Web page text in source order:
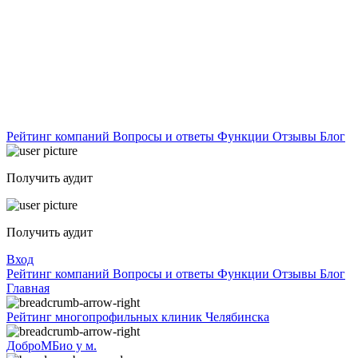
Рейтинг компаний Вопросы и ответы Функции Отзывы Блог
Получить аудит
Получить аудит
Вход
Рейтинг компаний Вопросы и ответы Функции Отзывы Блог
Главная
Рейтинг многопрофильных клиник Челябинска
ДоброМБио у м.